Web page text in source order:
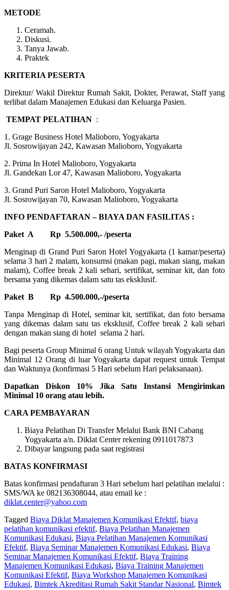
METODE
Ceramah.
Diskusi.
Tanya Jawab.
Praktek
KRITERIA PESERTA
Direktur/ Wakil Direktur Rumah Sakit, Dokter, Perawat, Staff yang
terlibat dalam Manajemen Edukasi dan Keluarga Pasien.
TEMPAT PELATIHAN :
1. Grage Business Hotel Malioboro, Yogyakarta
Jl. Sosrowijayan 242, Kawasan Malioboro, Yogyakarta
2. Prima In Hotel Malioboro, Yogyakarta
Jl. Gandekan Lor 47, Kawasan Malioboro, Yogyakarta
3. Grand Puri Saron Hotel Malioboro, Yogyakarta
Jl. Sosrowijayan 70, Kawasan Malioboro, Yogyakarta
INFO PENDAFTARAN – BIAYA DAN FASILITAS :
Paket A Rp 5.500.000,- /peserta
Menginap di Grand Puri Saron Hotel Yogyakarta (1 kamar/peserta)
selama 3 hari 2 malam, konsumsi (makan pagi, makan siang, makan
malam), Coffee break 2 kali sehari, sertifikat, seminar kit, dan foto
bersama yang dikemas dalam satu tas eksklusif.
Paket B Rp 4.500.000,-/peserta
Tanpa Menginap di Hotel, seminar kit, sertifikat, dan foto bersama
yang dikemas dalam satu tas eksklusif, Coffee break 2 kali sehari
dengan makan siang di hotel selama 2 hari.
Bagi peserta Group Minimal 6 orang Untuk wilayah Yogyakarta dan
Minimal 12 Orang di luar Yogyakarta dapat request untuk Tempat
dan Waktunya (konfirmasi 5 Hari sebelum Hari pelaksanaan).
Dapatkan Diskon 10% Jika Satu Instansi Mengirimkan
Minimal 10 orang atau lebih.
CARA PEMBAYARAN
Biaya Pelatihan Di Transfer Melalui Bank BNI Cabang
Yogyakarta a/n. Diklat Center rekening 0911017873
Dibayar langsung pada saat registrasi
BATAS KONFIRMASI
Batas konfirmasi pendaftaran 3 Hari sebelum hari pelatihan melalui :
SMS/WA ke 082136308044, atau email ke :
diklat.center@yahoo.com
Tagged Biaya Diklat Manajemen Komunikasi Efektif, biaya
pelatihan komunikasi efektif, Biaya Pelatihan Manajemen
Komunikasi Edukasi, Biaya Pelatihan Manajemen Komunikasi
Efektif, Biaya Seminar Manajemen Komunikasi Edukasi, Biaya
Seminar Manajemen Komunikasi Efektif, Biaya Training
Manajemen Komunikasi Edukasi, Biaya Training Manajemen
Komunikasi Efektif, Biaya Workshop Manajemen Komunikasi
Edukasi, Bimtek Akreditasi Rumah Sakit Standar Nasional, Bimtek